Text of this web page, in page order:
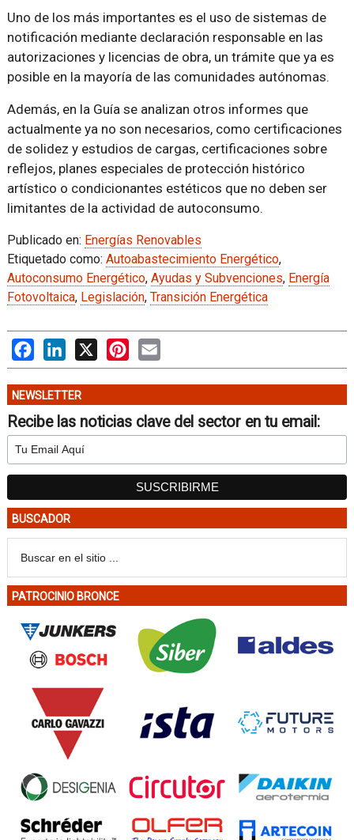
Uno de los más importantes es el uso de sistemas de
notificación mediante declaración responsable en las
autorizaciones y licencias de obra, un trámite que ya es
posible en la mayoría de las comunidades autónomas.
Además, en la Guía se analizan otros informes que
actualmente ya no son necesarios, como certificaciones
de solidez y estudios de cargas, certificaciones sobre
reflejos, planes especiales de protección histórico
artístico o condicionantes estéticos que no deben ser
limitantes de la actividad de autoconsumo.
Publicado en: Energías Renovables
Etiquetado como: Autoabastecimiento Energético,
Autoconsumo Energético, Ayudas y Subvenciones, Energía
Fotovoltaica, Legislación, Transición Energética
FacebookLinkedIn
X PinterestEmail
NEWSLETTER
Recibe las noticias clave del sector en tu email:
BUSCADOR
PATROCINIO BRONCE